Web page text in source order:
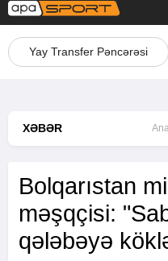
Yay Transfer Pəncərəsi
XƏBƏR
Bolqarıstan
məşqçisi:
qələbəyə